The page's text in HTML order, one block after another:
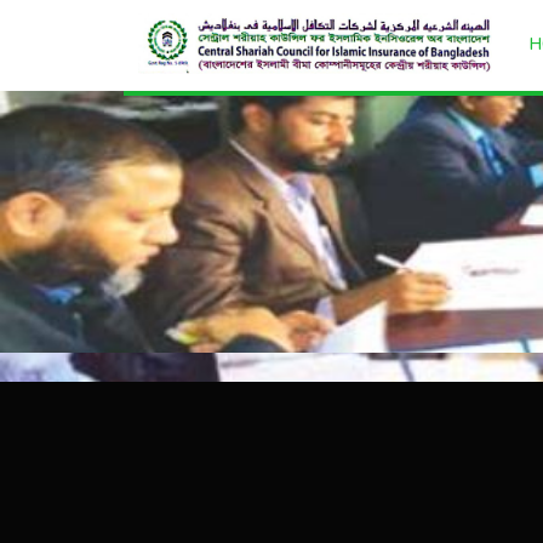
বীমা উন্নয়ন ও নিয়ন্ত্রণ কর্তৃপক্ষের লাইফ ইন্স্যুরেন্স সংক্রান্ত